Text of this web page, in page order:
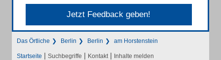
Jetzt Feedback geben!
Das Örtliche Berlin Berlin am Horstenstein
Startseite | Suchbegriffe | Kontakt | Inhalte melden